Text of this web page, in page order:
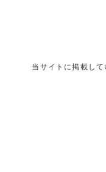
当サイトに掲載し